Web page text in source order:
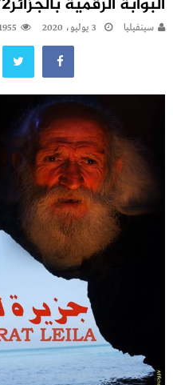
سينفيليا 3 يوليو، 2020